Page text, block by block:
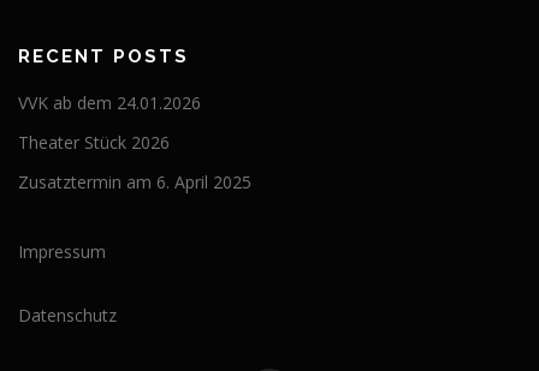
RECENT POSTS
VVK ab dem 24.01.2026
Theater Stück 2026
Zusatztermin am 6. April 2025
Impressum
Datenschutz